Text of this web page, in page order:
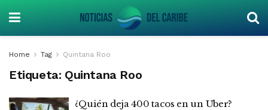
Home Tag Quintana Roo
Etiqueta: Quintana Roo
¿Quién deja 400 tacos en un Uber?